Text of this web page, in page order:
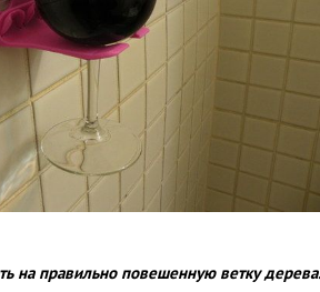
на правильно повешенную ветку